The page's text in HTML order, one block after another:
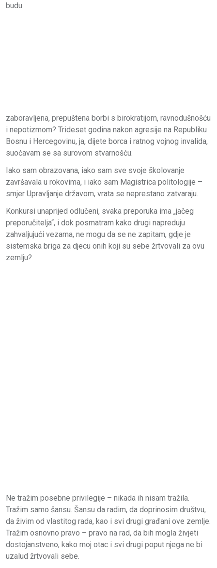
budu
zaboravljena, prepuštena borbi s birokratijom, ravnodušnošću
i nepotizmom? Trideset godina nakon agresije na Republiku
Bosnu i Hercegovinu, ja, dijete borca i ratnog vojnog invalida,
suočavam se sa surovom stvarnošću.
Iako sam obrazovana, iako sam sve svoje školovanje
završavala u rokovima, i iako sam Magistrica politologije –
smjer Upravljanje državom, vrata se neprestano zatvaraju.
Konkursi unaprijed odlučeni, svaka preporuka ima „jačeg
preporučitelja“, i dok posmatram kako drugi napreduju
zahvaljujući vezama, ne mogu da se ne zapitam, gdje je
sistemska briga za djecu onih koji su sebe žrtvovali za ovu
zemlju?
Ne tražim posebne privilegije – nikada ih nisam tražila.
Tražim samo šansu. Šansu da radim, da doprinosim društvu,
da živim od vlastitog rada, kao i svi drugi građani ove zemlje.
Tražim osnovno pravo – pravo na rad, da bih mogla živjeti
dostojanstveno, kako moj otac i svi drugi poput njega ne bi
uzalud žrtvovali sebe.